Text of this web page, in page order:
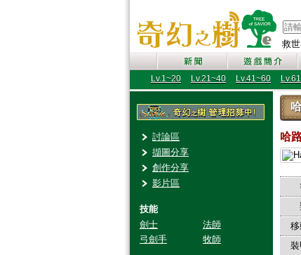
救
Lv.1~20 Lv.21~40 Lv.41~60
討論區
擷圖分享
創作分享
影片區
技能
劍士
法師
弓劍手
牧師
哈